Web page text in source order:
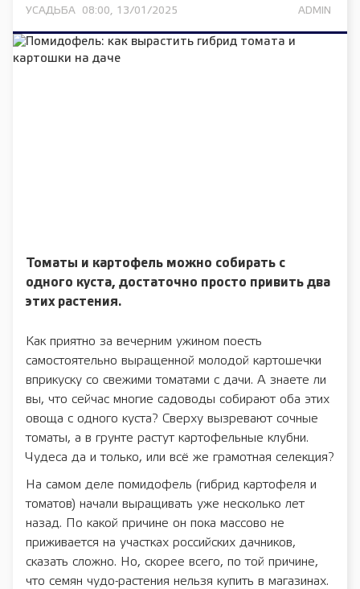
УСАДЬБА 08:00, 13/01/2025 ADMIN
Томаты и картофель можно собирать с
одного куста, достаточно просто привить два
этих растения.
Как приятно за вечерним ужином поесть
самостоятельно выращенной молодой картошечки
вприкуску со свежими томатами с дачи. А знаете ли
вы, что сейчас многие садоводы собирают оба этих
овоща с одного куста? Сверху вызревают сочные
томаты, а в грунте растут картофельные клубни.
Чудеса да и только, или всё же грамотная селекция?
На самом деле помидофель (гибрид картофеля и
томатов) начали выращивать уже несколько лет
назад. По какой причине он пока массово не
приживается на участках российских дачников,
сказать сложно. Но, скорее всего, по той причине,
что семян чудо-растения нельзя купить в магазинах.